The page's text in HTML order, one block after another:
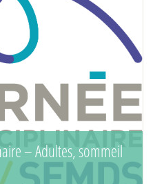
– Adultes, sommeil